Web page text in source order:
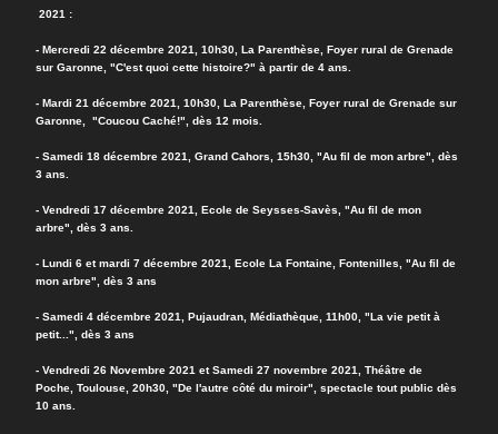
2021 :
- Mercredi 22 décembre 2021, 10h30, La Parenthèse, Foyer rural de Grenade
sur Garonne, "C'est quoi cette histoire?" à partir de 4 ans.
- Mardi 21 décembre 2021, 10h30, La Parenthèse, Foyer rural de Grenade sur
Garonne, "Coucou Caché!", dès 12 mois.
- Samedi 18 décembre 2021, Grand Cahors, 15h30, "Au fil de mon arbre", dès
3 ans.
- Vendredi 17 décembre 2021, Ecole de Seysses-Savès, "Au fil de mon
arbre", dès 3 ans.
- Lundi 6 et mardi 7 décembre 2021, Ecole La Fontaine, Fontenilles, "Au fil de
mon arbre", dès 3 ans
- Samedi 4 décembre 2021, Pujaudran, Médiathèque, 11h00, "La vie petit à
petit...", dès 3 ans
- Vendredi 26 Novembre 2021 et Samedi 27 novembre 2021, Théâtre de
Poche, Toulouse, 20h30, "De l'autre côté du miroir", spectacle tout public dès
10 ans.